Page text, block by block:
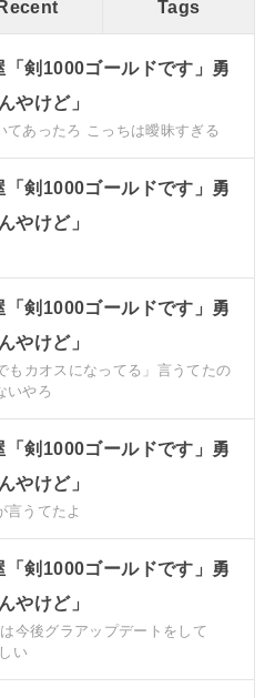
Tags
「剣1000ゴールドです」勇
やけど」
てあったろ こっちは曖昧すぎる
「剣1000ゴールドです」勇
やけど」
「剣1000ゴールドです」勇
やけど」
もカオスになってる」言うてたの
いやろ
「剣1000ゴールドです」勇
やけど」
言うてたよ
「剣1000ゴールドです」勇
やけど」
今後グラアップデートをして
い